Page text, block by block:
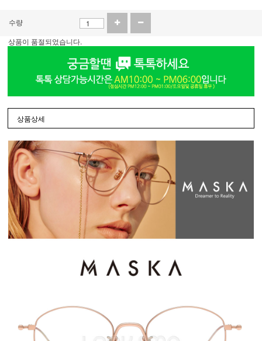
수량
상품이 품절되었습니다.
상품상세